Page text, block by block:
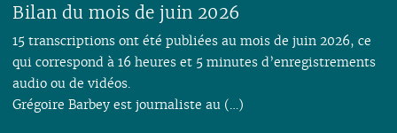
Bilan du mois de juin 2026
15 transcriptions ont été publiées au mois de juin 2026, ce
qui correspond à 16 heures et 5 minutes d’enregistrements
audio ou de vidéos.
Grégoire Barbey est journaliste au (…)